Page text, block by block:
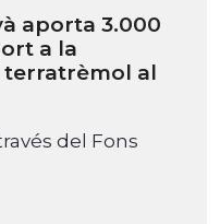
aporta 3.000
a la
al
del Fons